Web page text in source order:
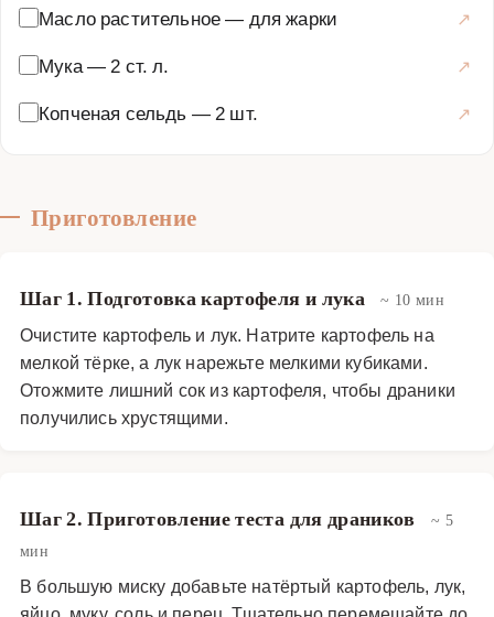
Масло растительное— для жарки
Мука— 2 ст. л.
Копченая сельдь — 2 шт.
Приготовление
Шаг 1. Подготовка картофеля и лука ~ 10 мин
Очистите картофель и лук. Натрите картофель на
мелкой тёрке, а лук нарежьте мелкими кубиками.
Отожмите лишний сок из картофеля, чтобы драники
получились хрустящими.
Шаг 2. Приготовление теста для драников
~ 5
мин
В большую миску добавьте натёртый картофель, лук,